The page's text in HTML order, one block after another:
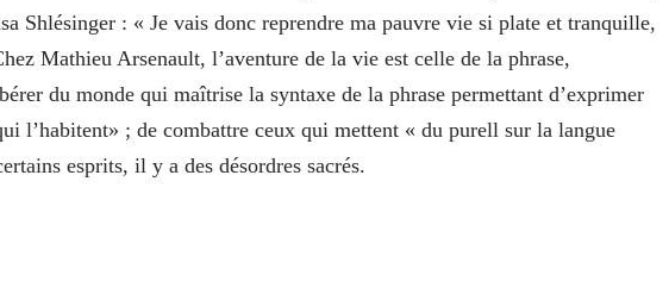
Shlésinger : « Je vais donc reprendre ma pauvre vie si plate et tranquille,
Mathieu Arsenault, l’aventure de la vie est celle de la phrase,
du monde qui maîtrise la syntaxe de la phrase permettant d’exprimer
l’habitent» ; de combattre ceux qui mettent « du purell sur la langue
esprits, il y a des désordres sacrés.